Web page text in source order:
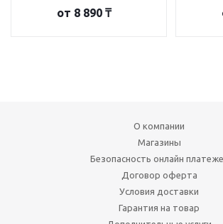
от 8 890 ₸
О компании
Магазины
Безопасность онлайн
Договор оферта
Условия доставки
Гарантия на товар